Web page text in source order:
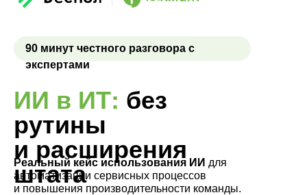
Реальный кейс использования ИИ для
автоматизации сервисных процессов
и повышения производительности команды.
90 минут честного разговора с
экспертами
ИИ в ИТ: без
рутины
и расширения
штата